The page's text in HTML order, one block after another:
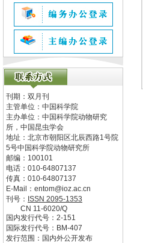
刊期：双月刊
主管单位： 中国科学院
主办单位： 中国科学院动物研究
所，中国昆虫学会
地址： 北京市朝阳区北辰西路1号院
5号中国科学院动物研究所
邮编： 100101
电话： 010-64807137
传真： 010-64807137
E-Mail： entom@ioz.ac.cn
刊号： ISSN 2095-1353
CN 11-6020/Q
国内发行代号： 2-151
国际发行代号： BM-407
发行范围：国内外公开发布